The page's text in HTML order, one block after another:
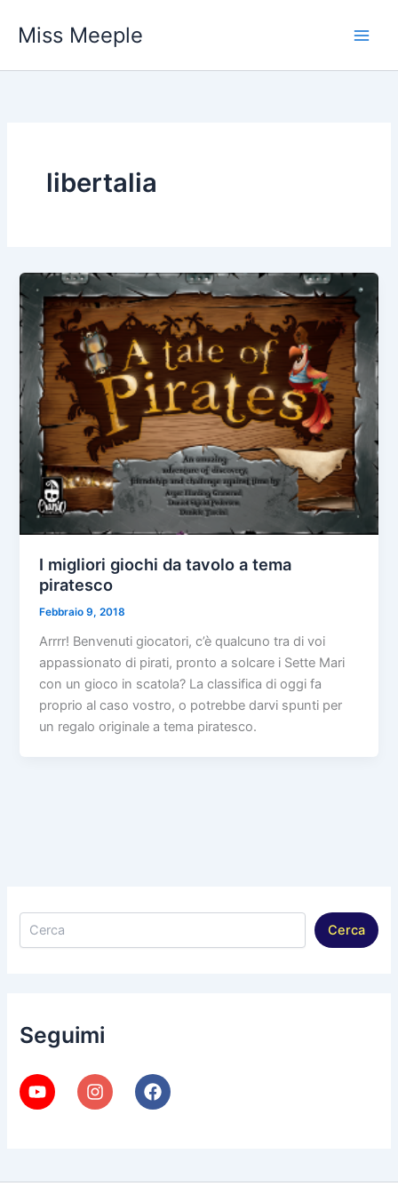
Miss Meeple
libertalia
I migliori giochi da tavolo a tema
piratesco
Febbraio 9, 2018
Arrrr! Benvenuti giocatori, c’è qualcuno tra di voi
appassionato di pirati, pronto a solcare i Sette Mari
con un gioco in scatola? La classifica di oggi fa
proprio al caso vostro, o potrebbe darvi spunti per
un regalo originale a tema piratesco.
Cerca
Cerca
Seguimi